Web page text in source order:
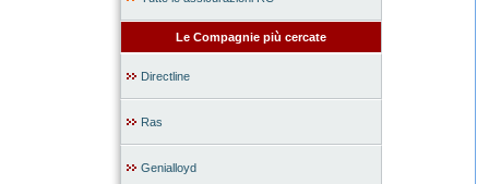
Le Compagnie più cercate
Directline
Ras
Genialloyd